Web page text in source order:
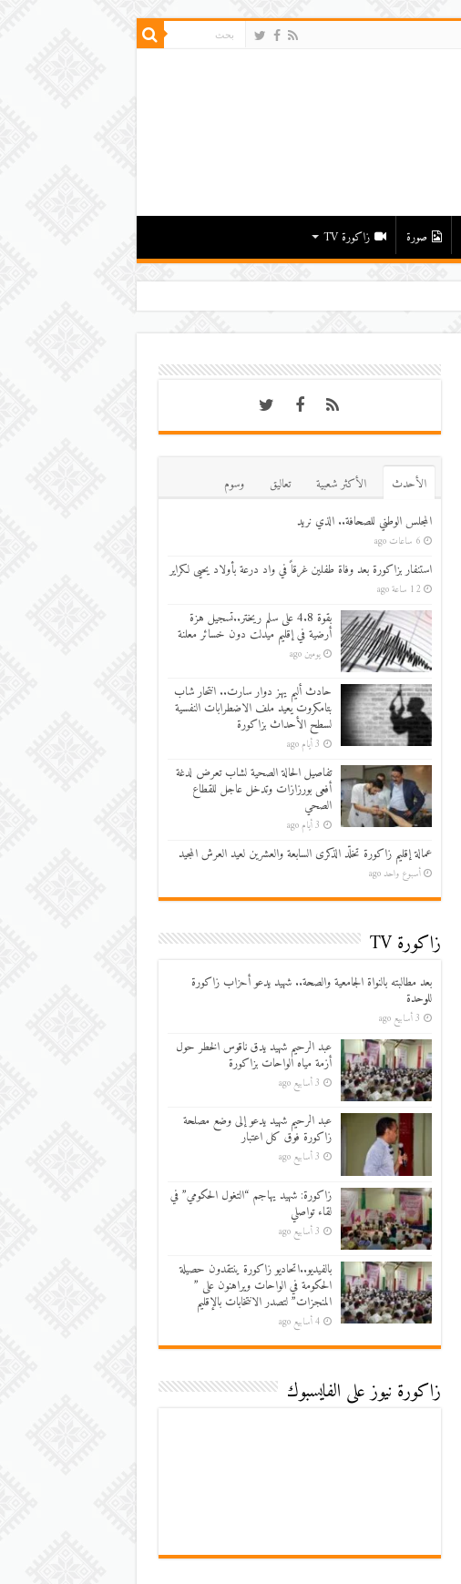
صورة زاكورة TV
اﻷحدث اﻷكثر شعبية تعاليق
وسوم
المجلس الوطني للصحافة.. الذي نريد
6 ساعات ago
استنفار بزاكورة بعد وفاة طفلين غرقاً في واد درعة بأولاد يحيى لكراير
12 ساعة ago
بقوة 4.8 على سلم ريختر..تسجيل هزة
أرضية في إقليم ميدلت دون خسائر معلنة
يومين ago
حادث أليم يهز دوار سارت.. انتحار شاب
بتامكروت يعيد ملف الاضطرابات النفسية
لسطح الأحداث بزاكورة
3 أيام ago
تفاصيل الحالة الصحية لشاب تعرض لدغة
أفعى بورزازات وتدخل عاجل للقطاع
الصحي
3 أيام ago
عمالة إقليم زاكورة تخلّد الذكرى السابعة والعشرين لعيد العرش المجيد
أسبوع واحد ago
زاكورة TV
بعد مطالبته بالنواة الجامعية والصحة.. شهيد يدعو أحزاب زاكورة
للوحدة
3 أسابيع ago
عبد الرحيم شهيد يدق ناقوس الخطر حول
أزمة مياه الواحات بزاكورة
3 أسابيع ago
عبد الرحيم شهيد يدعو إلى وضع مصلحة
زاكورة فوق كل اعتبار
3 أسابيع ago
زاكورة: شهيد يهاجم “التغول الحكومي” في
لقاء تواصلي
3 أسابيع ago
بالفيديو..اتحاديو زاكورة ينتقدون حصيلة
الحكومة في الواحات ويراهنون على ”
المنجزات” لتصدر الانتخابات بالإقليم
4 أسابيع ago
زاكورة نيوز على الفايسبوك